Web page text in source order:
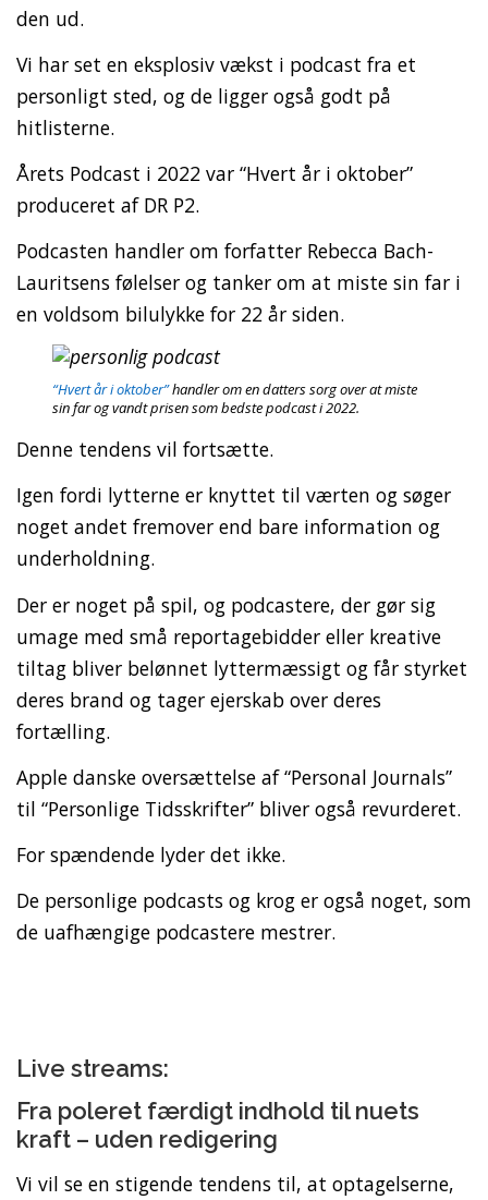
den ud.
Vi har set en eksplosiv vækst i podcast fra et
personligt sted, og de ligger også godt på
hitlisterne.
Årets Podcast i 2022 var “Hvert år i oktober”
produceret af DR P2.
Podcasten handler om forfatter Rebecca Bach-
Lauritsens følelser og tanker om at miste sin far i
en voldsom bilulykke for 22 år siden.
“Hvert år i oktober”handler om en datters sorg over at miste
sin far og vandt prisen som bedste podcast i 2022.
Denne tendens vil fortsætte.
Igen fordi lytterne er knyttet til værten og søger
noget andet fremover end bare information og
underholdning.
Der er noget på spil, og podcastere, der gør sig
umage med små reportagebidder eller kreative
tiltag bliver belønnet lyttermæssigt og får styrket
deres brand og tager ejerskab over deres
fortælling.
Apple danske oversættelse af “Personal Journals”
til “Personlige Tidsskrifter” bliver også revurderet.
For spændende lyder det ikke.
De personlige podcasts og krog er også noget, som
de uafhængige podcastere mestrer.
Live streams:
Fra poleret færdigt indhold til nuets
kraft – uden redigering
Vi vil se en stigende tendens til, at optagelserne,